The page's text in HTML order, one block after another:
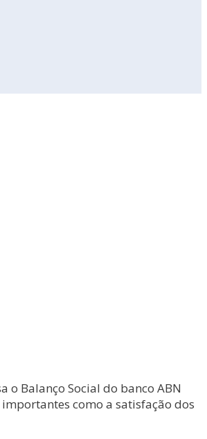
o Balanço Social do banco ABN
como a satisfação dos